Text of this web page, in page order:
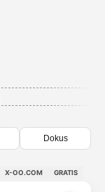
Dokus
X-OO.COM GRATIS